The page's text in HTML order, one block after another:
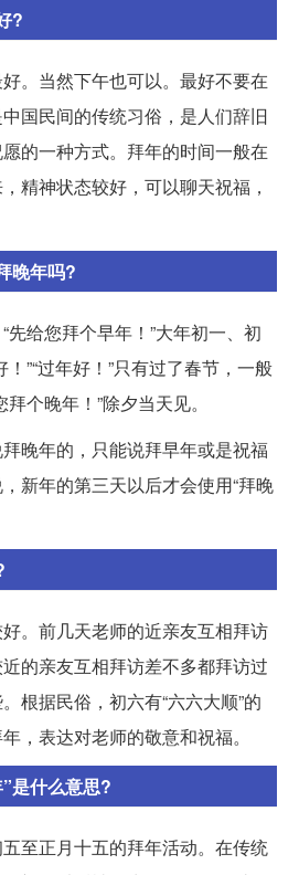
?
。当然下午也可以。最好不要在
国民间的传统习俗，是人们辞旧
的一种方式。拜年的时间一般在
精神状态较好，可以聊天祝福，
晚年吗?
先给您拜个早年！”大年初一、初
”“过年好！”只有过了春节，一般
个晚年！”除夕当天见。
晚年的，只能说拜早年或是祝福
新年的第三天以后才会使用“拜晚
。前几天老师的近亲友互相拜访
的亲友互相拜访差不多都拜访过
根据民俗，初六有“六六大顺”的
，表达对老师的敬意和祝福。
是什么意思?
至正月十五的拜年活动。在传统